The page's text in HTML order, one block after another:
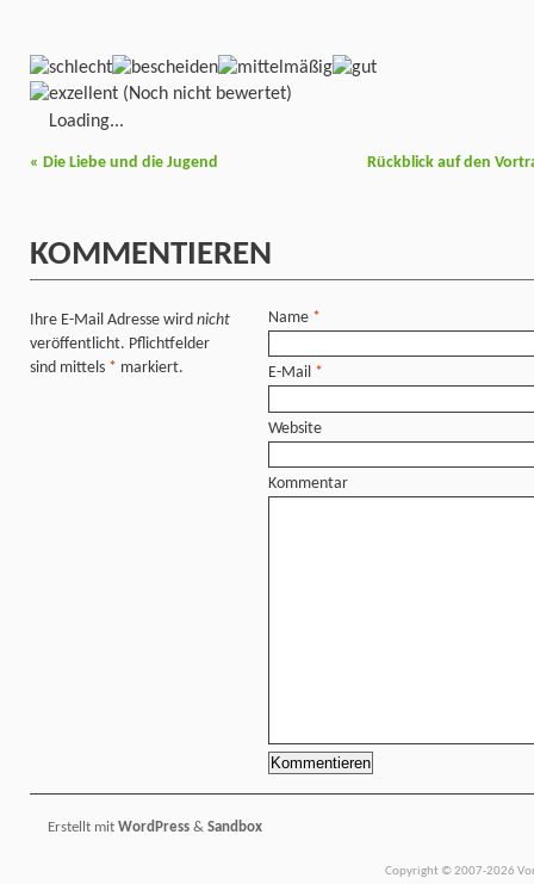
(Noch nicht bewertet)
Loading...
« Die Liebe und die Jugend Rückblick auf den
KOMMENTIEREN
Ihre E-Mail Adresse wird nicht
veröffentlicht. Pflichtfelder
sind mittels * markiert.
Name *
E-Mail *
Website
Kommentar
Erstellt mit WordPress & Sandbox
Copyright © 2007-2026